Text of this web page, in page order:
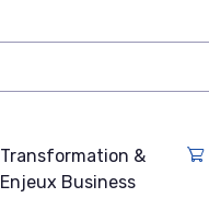
Transformation &
Enjeux Business